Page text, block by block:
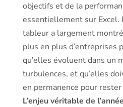
objectifs et de la
essentiellement sur Excel.
tableur a largement
plus en plus d’entreprises
qu’elles évoluent dans un
turbulences, et qu’elles
en permanence pour
L’enjeu véritable de